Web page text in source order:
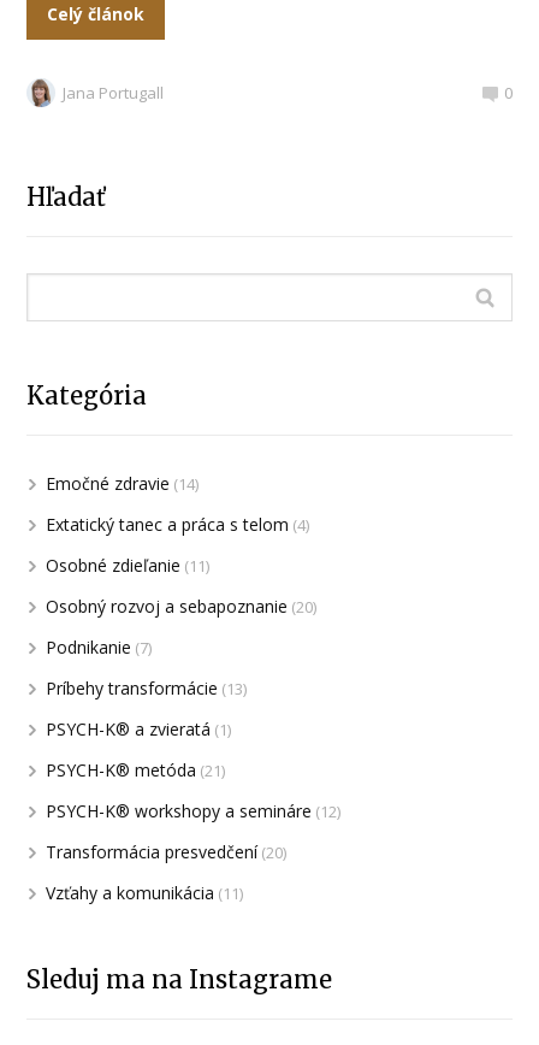
Celý článok
Jana Portugall 0
Hľadať
Kategória
Emočné zdravie (14)
Extatický tanec a práca s telom (4)
Osobné zdieľanie (11)
Osobný rozvoj a sebapoznanie (20)
Podnikanie (7)
Príbehy transformácie (13)
PSYCH-K® a zvieratá (1)
PSYCH-K® metóda (21)
PSYCH-K® workshopy a semináre (12)
Transformácia presvedčení(20)
Vzťahy a komunikácia (11)
Sleduj ma na Instagrame